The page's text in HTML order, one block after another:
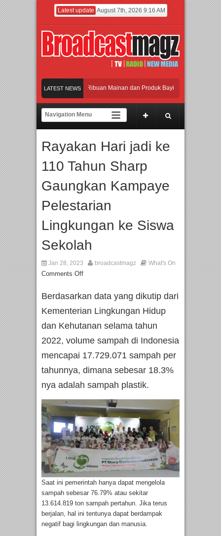
Latest update August 7th, 2026 9:16 AM
LATEST NEWS
Jakarta dengan Ribuan Mainan dan Produk Bayi dari Seluruh Dunia,
Gerbang Inovasi dan Peluang Bisnis Industri Gifts dan Housewares Asia
Perpaduan Warisan Dan Semangat Lokal, BIRKENSTOCK INDONESIA
Jakarta dengan Ribuan Mainan dan Produk Bayi dari Seluruh Dunia,
Rayakan Hari jadi ke
110 Tahun Sharp
Gaungkan Kampaye
Pelestarian
Lingkungan ke Siswa
Sekolah
Jan 28, 2023 broadcastmagz What's On
Comments Off
Berdasarkan data yang dikutip dari
Kementerian Lingkungan Hidup
dan Kehutanan selama tahun
2022, volume sampah di Indonesia
mencapai 17.729.071 sampah per
tahunnya, dimana sebesar 18.3%
nya adalah sampah plastik.
Saat ini pemerintah hanya dapat mengelola
sampah sebesar 76.79% atau sekitar
13.614.819 ton sampah pertahun. Jika terus
berjalan, hal ini tentunya dapat berdampak
negatif bagi lingkungan dan manusia.